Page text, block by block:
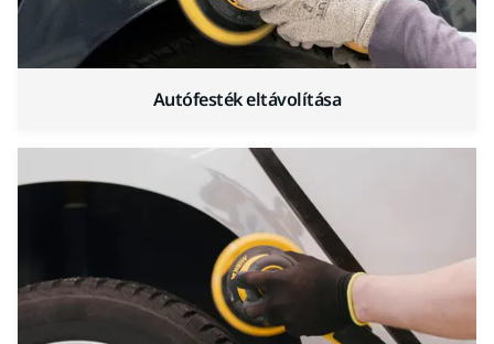
Autófesték eltávolítása